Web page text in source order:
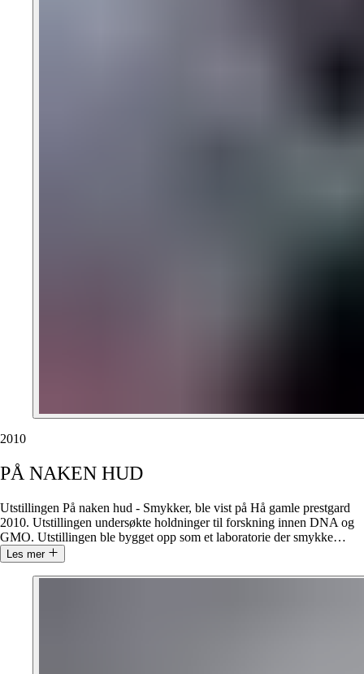
2010
PÅ NAKEN HUD
Utstillingen På naken hud - Smykker, ble vist på Hå gamle prestgard
2010. Utstillingen undersøkte holdninger til forskning innen DNA og
GMO. Utstillingen ble bygget opp som et laboratorie der smykke…
Les mer